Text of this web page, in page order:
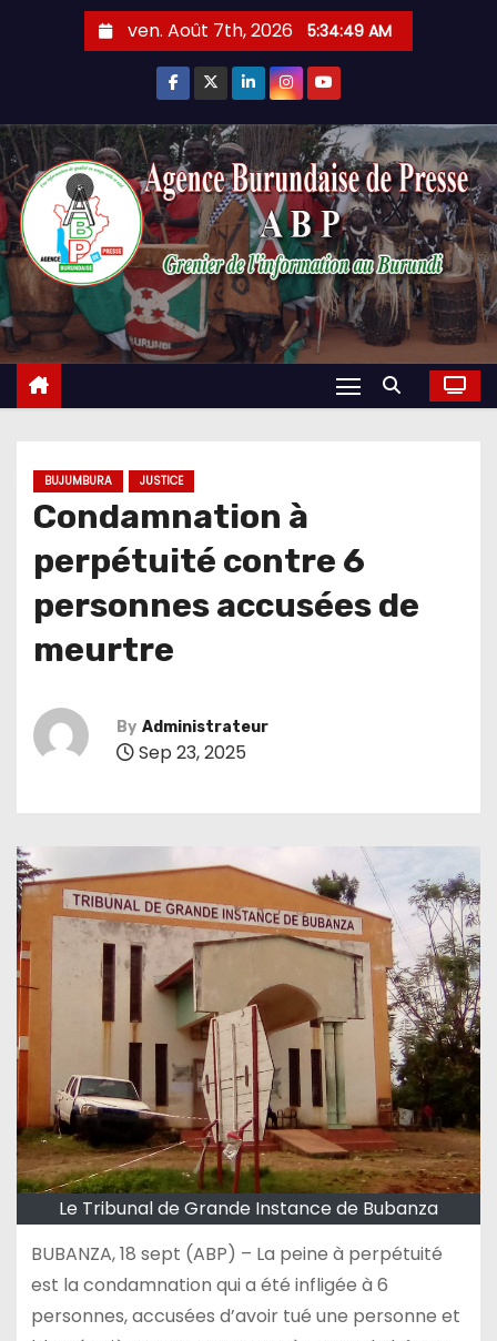
ven. Août 7th, 2026 5:34:50 AM
BUJUMBURA JUSTICE
Condamnation à
perpétuité contre 6
personnes accusées de
meurtre
By Administrateur
Sep 23, 2025
Le Tribunal de Grande Instance de Bubanza
BUBANZA, 18 sept (ABP) – La peine à perpétuité
est la condamnation qui a été infligée à 6
personnes, accusées d’avoir tué une personne et